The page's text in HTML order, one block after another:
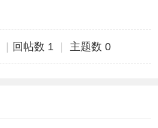
回帖数 1 主题数 0